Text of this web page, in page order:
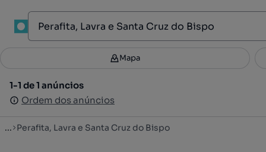
Filtros 2
1-1 de 1 anúncios
Ordem dos anúncios
Mapa
1-1 de 1 anúncios
Ordem dos anúncios
... Perafita, Lavra e Santa Cruz do Bispo